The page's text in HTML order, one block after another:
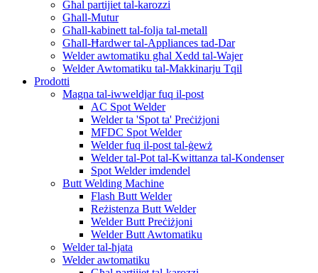
Għal partijiet tal-karozzi
Għall-Mutur
Għall-kabinett tal-folja tal-metall
Għall-Ħardwer tal-Appliances tad-Dar
Welder awtomatiku għal Xedd tal-Wajer
Welder Awtomatiku tal-Makkinarju Tqil
Prodotti
Magna tal-iwweldjar fuq il-post
AC Spot Welder
Welder ta 'Spot ta' Preċiżjoni
MFDC Spot Welder
Welder fuq il-post tal-ġewż
Welder tal-Pot tal-Kwittanza tal-Kondenser
Spot Welder imdendel
Butt Welding Machine
Flash Butt Welder
Reżistenza Butt Welder
Welder Butt Preċiżjoni
Welder Butt Awtomatiku
Welder tal-ħjata
Welder awtomatiku